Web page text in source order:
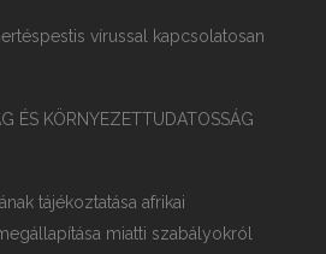
vírussal kapcsolatosan
ÉS KÖRNYEZETTUDATOSSÁG
tájékoztatása afrikai
miatti szabályokról